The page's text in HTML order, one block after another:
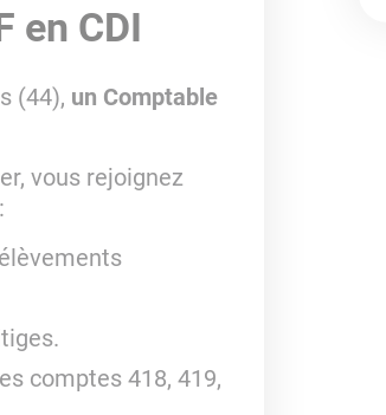
en CDI
(44), un Comptable
vous rejoignez
comptes 418, 419,